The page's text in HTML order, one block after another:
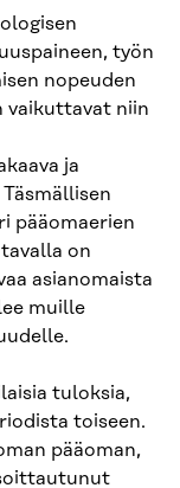
työn
nopeuden
vaikuttavat niin
ja
pääomaerien
on
asianomaista
muille
tuloksia,
toiseen.
pääoman,